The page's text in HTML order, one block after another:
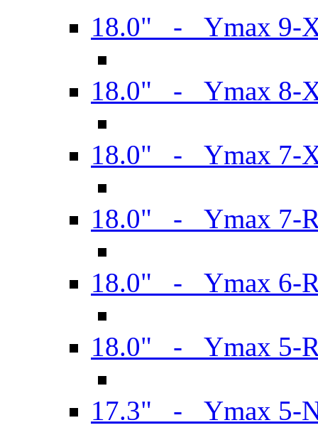
18.0" - Ymax 9-
18.0" - Ymax 8-
18.0" - Ymax 7-
18.0" - Ymax 7-
18.0" - Ymax 6-
18.0" - Ymax 5-
17.3" - Ymax 5-